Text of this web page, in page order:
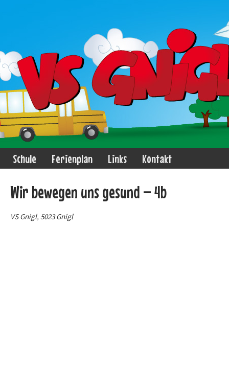
Schule Ferienplan Links Kontakt
Wir bewegen uns gesund – 4b
VS Gnigl, 5023 Gnigl